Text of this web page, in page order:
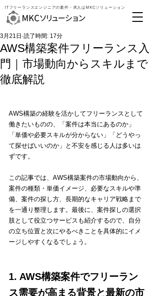
ITフリーランスエンジニアの案件・求人はMKCソリューション
AWS構築案件フリーランス入
門｜市場動向からスキルまで
徹底解説
3月21日 読了時間: 17分
AWS構築の経験を活かしてフリーランスとして
働きたいものの、「案件は本当にあるのか」
「単価や必要スキルが分からない」「どうやっ
て探せばいいのか」と不安を感じる人は多いは
ずです。
この記事では、AWS構築案件の市場動向から、
案件の種類・単価イメージ、必要なスキルや準
備、案件の探し方、長期的なキャリア戦略まで
を一通り整理します。最後に、案件探しの選択
肢として役立つサービスも紹介するので、自分
の立ち位置と次にやるべきことを具体的にイメ
ージしやすくなるでしょう。
1. AWS構築案件でフリーラン
ス需要が高まる背景と最新の市